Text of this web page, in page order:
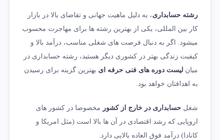
رشته حسابداری، به دلیل ماهیت جهانی و تقاضای بالا در بازار
کار بین المللی، یکی از بهترین رشته ها برای مهاجرت محسوب
میشود. اگر به دنبال فرصت های شغلی مناسب، درآمد بالا و
کیفیت زندگی بهتر در کشوری دیگر هستید، رشته حسابداری در
میان لیست دوره های فنی حرفه ای بهترین گزینه برای رسیدن
به اهدافتان خواهد بود.
شغل حسابداری در خارج از کشور مخصوصا در کشور های
اروپایی که رشد اقتصادی در آن ها بالا است (مثل امریکا و
کانادا) درآمد فوق العاده بالایی دارد.